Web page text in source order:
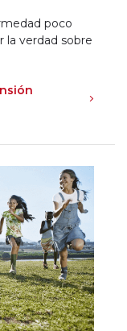
poco
la verdad sobre